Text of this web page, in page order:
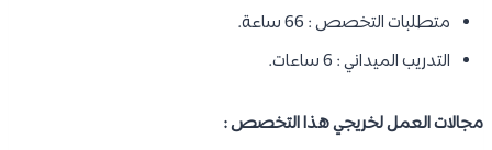
متطلبات التخصص : 66 ساعة.
التدريب الميداني : 6 ساعات.
مجالات العمل لخريجي هذا التخصص :